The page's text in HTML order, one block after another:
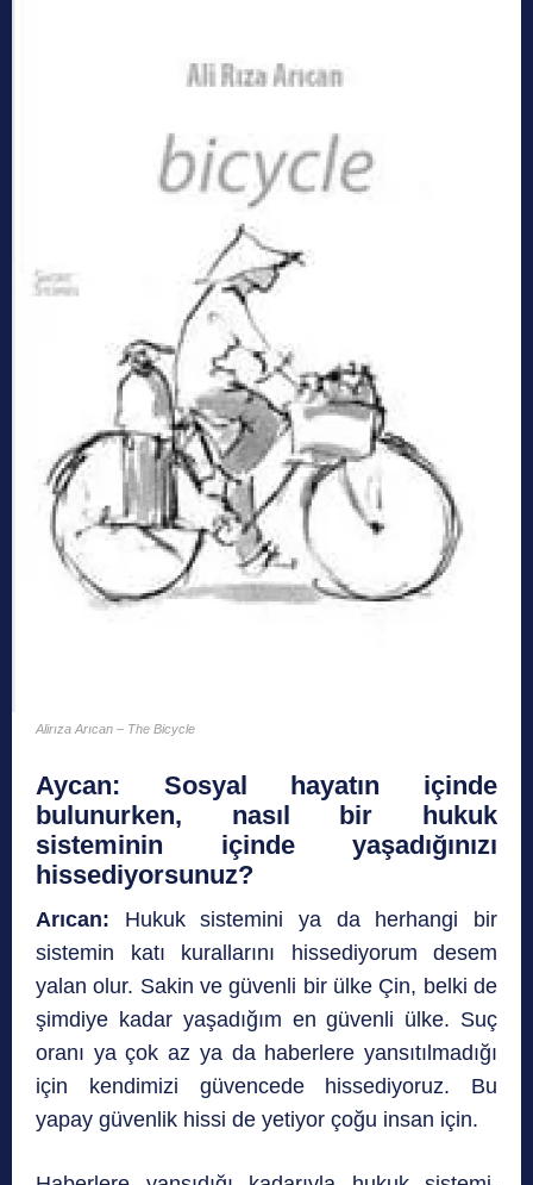
Alirıza Arıcan – The Bicycle
Aycan: Sosyal hayatın içinde
bulunurken, nasıl bir hukuk
sisteminin içinde yaşadığınızı
hissediyorsunuz?
Arıcan: Hukuk sistemini ya da herhangi bir
sistemin katı kurallarını hissediyorum desem
yalan olur. Sakin ve güvenli bir ülke Çin, belki de
şimdiye kadar yaşadığım en güvenli ülke. Suç
oranı ya çok az ya da haberlere yansıtılmadığı
için kendimizi güvencede hissediyoruz. Bu
yapay güvenlik hissi de yetiyor çoğu insan için.